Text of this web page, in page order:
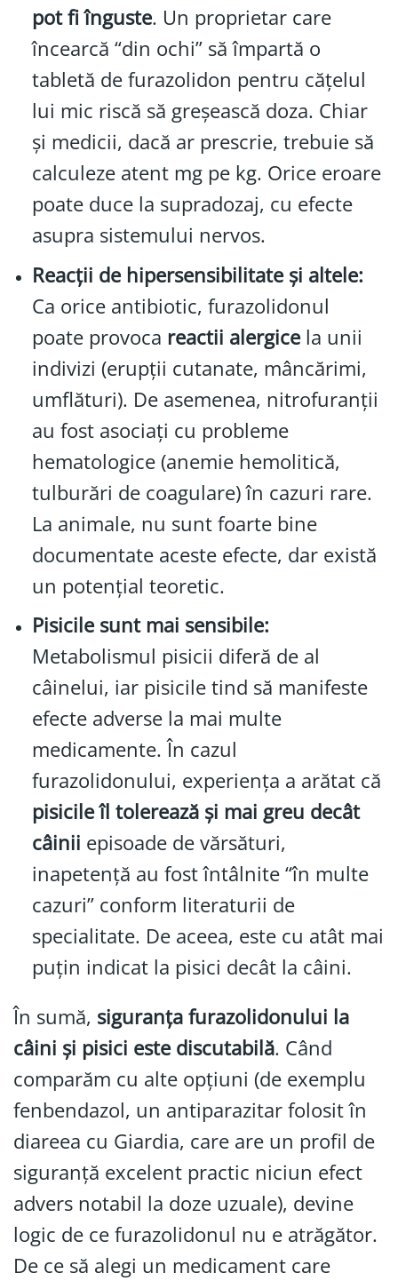
pot fi înguste. Un proprietar care
încearcă “din ochi” să împartă o
tabletă de furazolidon pentru cățelul
lui mic riscă să greșească doza. Chiar
și medicii, dacă ar prescrie, trebuie să
calculeze atent mg pe kg. Orice eroare
poate duce la supradozaj, cu efecte
asupra sistemului nervos.
Reacții de hipersensibilitate și altele:
Ca orice antibiotic, furazolidonul
poate provoca reactii alergicela unii
indivizi (erupții cutanate, mâncărimi,
umflături). De asemenea, nitrofuranții
au fost asociați cu probleme
hematologice (anemie hemolitică,
tulburări de coagulare) în cazuri rare.
La animale, nu sunt foarte bine
documentate aceste efecte, dar există
un potențial teoretic.
Pisicile sunt mai sensibile:
Metabolismul pisicii diferă de al
câinelui, iar pisicile tind să manifeste
efecte adverse la mai multe
medicamente. În cazul
furazolidonului, experiența a arătat că
pisicile îl tolerează și mai greu decât
câinii episoade de vărsături,
inapetență au fost întâlnite “în multe
cazuri” conform literaturii de
specialitate. De aceea, este cu atât mai
puțin indicat la pisici decât la câini.
În sumă, siguranța furazolidonului la
câini și pisici este discutabilă. Când
comparăm cu alte opțiuni (de exemplu
fenbendazol, un antiparazitar folosit în
diareea cu Giardia, care are un profil de
siguranță excelent practic niciun efect
advers notabil la doze uzuale), devine
logic de ce furazolidonul nu e atrăgător.
De ce să alegi un medicament care